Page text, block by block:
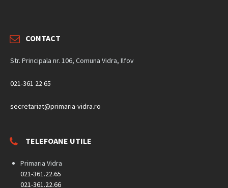
CONTACT
Str. Principala nr. 106, Comuna Vidra, Ilfov
021-361 22 65
secretariat@primaria-vidra.ro
TELEFOANE UTILE
Primaria Vidra
021-361.22.65
021-361.22.66